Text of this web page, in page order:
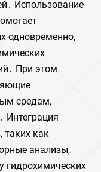
Использование
одновременно,
При этом
средам,
Интеграция
таких как
анализы,
гидрохимических